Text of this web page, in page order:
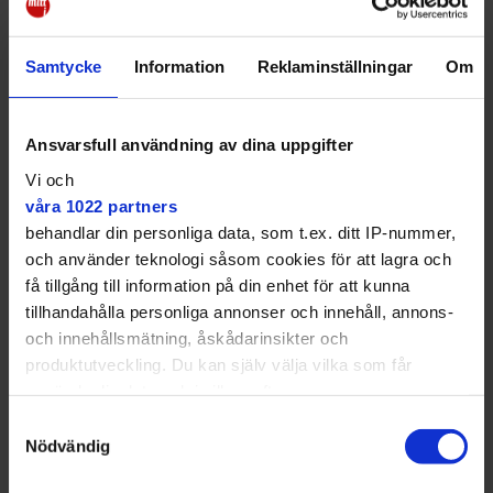
Samtycke Information Reklaminställningar Om
Ansvarsfull användning av dina uppgifter
Vi och
våra 1022 partners
behandlar din personliga data, som t.ex. ditt IP-nummer,
och använder teknologi såsom cookies för att lagra och
få tillgång till information på din enhet för att kunna
tillhandahålla personliga annonser och innehåll, annons-
och innehållsmätning, åskådarinsikter och
produktutveckling. Du kan själv välja vilka som får
Med din tillåtelse skulle vi även vilja:
Nödvändig
Turbulent på tuben: Ett
till byte för att ta sig till
stan
KOLLEKTIVTRAFIK
Tre byten mellan
Hökarängen och S:t Eriksplan ✔ Så länge påverkas
trafiken